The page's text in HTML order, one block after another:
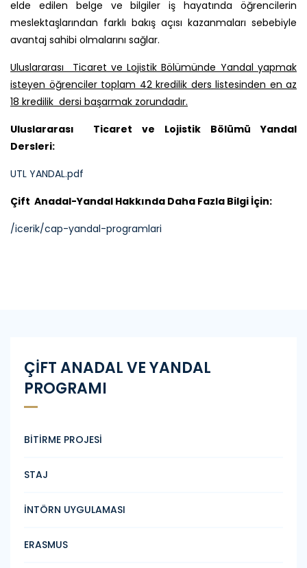
elde edilen belge ve bilgiler iş hayatında öğrencilerin
meslektaşlarından farklı bakış açısı kazanmaları sebebiyle
avantaj sahibi olmalarını sağlar.
Uluslararası Ticaret ve Lojistik Bölümünde Yandal yapmak
isteyen öğrenciler toplam 42 kredilik ders listesinden en az
18 kredilik dersi başarmak zorundadır.
Uluslararası Ticaret ve Lojistik Bölümü Yandal
Dersleri:
UTL YANDAL.pdf
Çift Anadal-Yandal Hakkında Daha Fazla Bilgi İçin:
/icerik/cap-yandal-programlari
ÇİFT ANADAL VE YANDAL
PROGRAMI
BİTİRME PROJESİ
STAJ
İNTÖRN UYGULAMASI
ERASMUS